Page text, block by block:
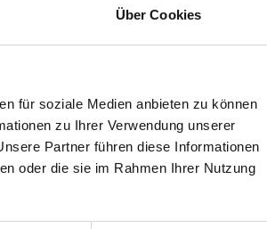
Über Cookies
für soziale Medien anbieten zu können
zu Ihrer Verwendung unserer
Partner führen diese Informationen
oder die sie im Rahmen Ihrer Nutzung
9010595778520
Feingehalt
-
Steinfarbe
weiß